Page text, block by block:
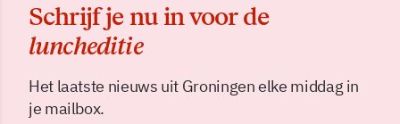
Schrijf je nu in voor de
luncheditie
Het laatste nieuws uit Groningen elke middag in
je mailbox.